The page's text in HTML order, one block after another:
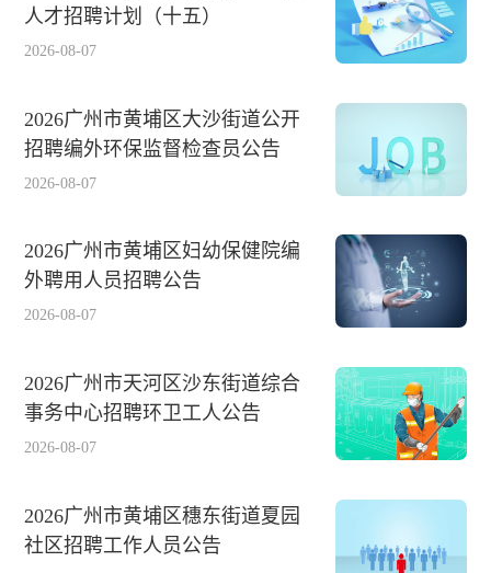
人才招聘计划（十五）
2026-08-07
2026广州市黄埔区大沙街道公开
招聘编外环保监督检查员公告
2026-08-07
2026广州市黄埔区妇幼保健院编
外聘用人员招聘公告
2026-08-07
2026广州市天河区沙东街道综合
事务中心招聘环卫工人公告
2026-08-07
2026广州市黄埔区穗东街道夏园
社区招聘工作人员公告